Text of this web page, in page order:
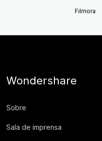
Filmora
Wondershare
Sobre
Sala de imprensa